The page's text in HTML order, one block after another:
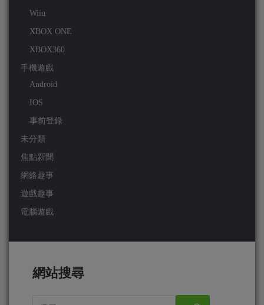
Wiiu
XBOX ONE
XBOX360
手機遊戲
Android
IOS
事前登錄
未分類
焦點新聞
網絡趣事
遊戲趣事
電腦遊戲
網站搜尋